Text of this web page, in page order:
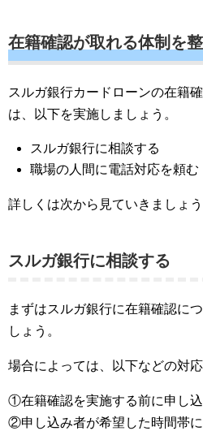
在籍確認が取れる体制を
スルガ銀行カードローンの在籍
は、以下を実施しましょう。
スルガ銀行に相談する
職場の人間に電話対応を頼む
詳しくは次から見ていきましょう
スルガ銀行に相談する
まずはスルガ銀行に在籍確認に
しょう。
場合によっては、以下などの対応
①在籍確認を実施する前に申し
②申し込み者が希望した時間帯